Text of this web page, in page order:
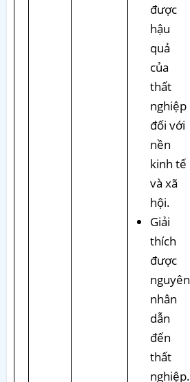
được
hậu
quả
của
thất
nghiệp
đối với
nền
kinh tế
và xã
hội.
Giải
thích
được
nguyên
nhân
dẫn
đến
thất
nghiệp.